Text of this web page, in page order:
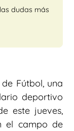
dudas más
Fútbol, una
deportivo
este jueves,
el campo de